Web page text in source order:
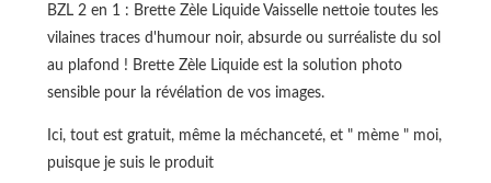
BZL 2 en 1 : Brette Zèle Liquide Vaisselle nettoie toutes les
vilaines traces d'humour noir, absurde ou surréaliste du sol
au plafond ! Brette Zèle Liquide est la solution photo
sensible pour la révélation de vos images.
Ici, tout est gratuit, même la méchanceté, et " mème " moi,
puisque je suis le produit